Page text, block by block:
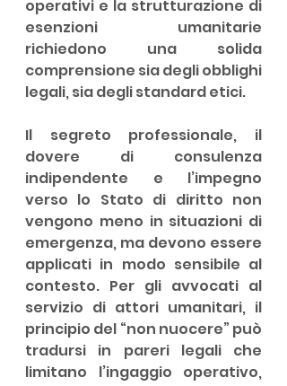
operativi e la strutturazione di
esenzioni umanitarie
richiedono una solida
comprensione sia degli obblighi
legali, sia degli standard etici.
Il segreto professionale, il
dovere di consulenza
indipendente e l’impegno
verso lo Stato di diritto non
vengono meno in situazioni di
emergenza, ma devono essere
applicati in modo sensibile al
contesto. Per gli avvocati al
servizio di attori umanitari, il
principio del “non nuocere” può
tradursi in pareri legali che
limitano l’ingaggio operativo,